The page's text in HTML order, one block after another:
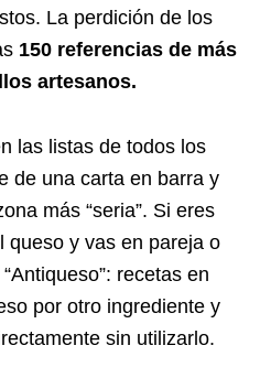
La perdición de los
150 referencias de más
artesanos.
las listas de todos los
de una carta en barra y
más “seria”. Si eres
queso y vas en pareja o
recetas en
por otro ingrediente y
sin utilizarlo.